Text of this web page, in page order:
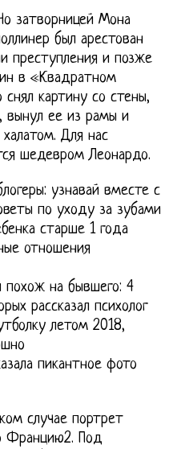
затворницей Мона
был арестован
преступления и позже
в «Квадратном
снял картину со стены,
вынул ее из рамы и
Для нас
шедевром Леонардо.
узнавай вместе с
по уходу за зубами
старше 1 года
отношения
на бывшего: 4
рассказал психолог
летом 2018,
пикантное фото
случае портрет
Францию2. Под